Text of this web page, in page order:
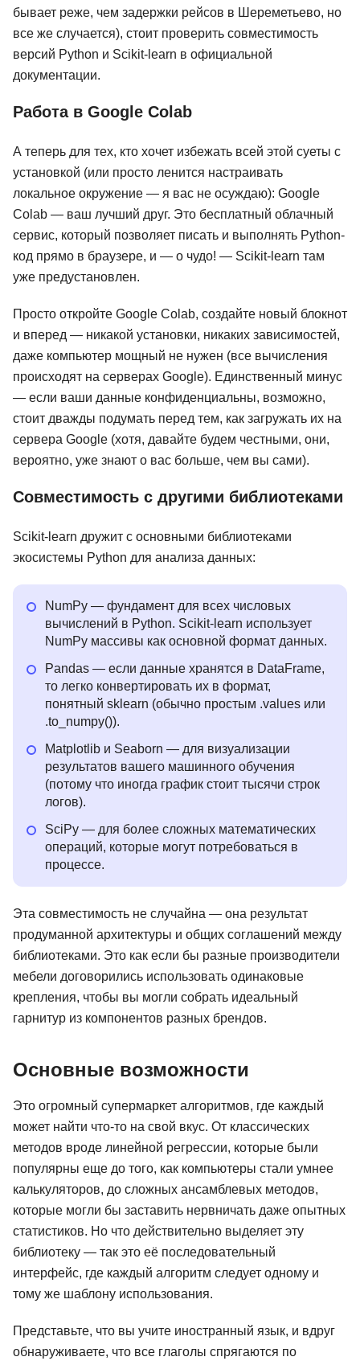
бывает реже, чем задержки рейсов в Шереметьево, но
все же случается), стоит проверить совместимость
версий Python и Scikit-learn в официальной
документации.
Работа в Google Colab
А теперь для тех, кто хочет избежать всей этой суеты с
установкой (или просто ленится настраивать
локальное окружение — я вас не осуждаю): Google
Colab — ваш лучший друг. Это бесплатный облачный
сервис, который позволяет писать и выполнять Python-
код прямо в браузере, и — о чудо! — Scikit-learn там
уже предустановлен.
Просто откройте Google Colab, создайте новый блокнот
и вперед — никакой установки, никаких зависимостей,
даже компьютер мощный не нужен (все вычисления
происходят на серверах Google). Единственный минус
— если ваши данные конфиденциальны, возможно,
стоит дважды подумать перед тем, как загружать их на
сервера Google (хотя, давайте будем честными, они,
вероятно, уже знают о вас больше, чем вы сами).
Совместимость с другими библиотеками
Scikit-learn дружит с основными библиотеками
экосистемы Python для анализа данных:
NumPy — фундамент для всех числовых
вычислений в Python. Scikit-learn использует
NumPy массивы как основной формат данных.
Pandas — если данные хранятся в DataFrame,
то легко конвертировать их в формат,
понятный sklearn (обычно простым .values или
.to_numpy()).
Matplotlib и Seaborn — для визуализации
результатов вашего машинного обучения
(потому что иногда график стоит тысячи строк
логов).
SciPy — для более сложных математических
операций, которые могут потребоваться в
процессе.
Эта совместимость не случайна — она результат
продуманной архитектуры и общих соглашений между
библиотеками. Это как если бы разные производители
мебели договорились использовать одинаковые
крепления, чтобы вы могли собрать идеальный
гарнитур из компонентов разных брендов.
Основные возможности
Это огромный супермаркет алгоритмов, где каждый
может найти что-то на свой вкус. От классических
методов вроде линейной регрессии, которые были
популярны еще до того, как компьютеры стали умнее
калькуляторов, до сложных ансамблевых методов,
которые могли бы заставить нервничать даже опытных
статистиков. Но что действительно выделяет эту
библиотеку — так это её последовательный
интерфейс, где каждый алгоритм следует одному и
тому же шаблону использования.
Представьте, что вы учите иностранный язык, и вдруг
обнаруживаете, что все глаголы спрягаются по